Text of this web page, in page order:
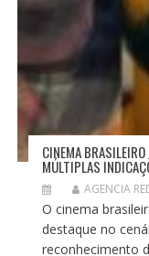
CINEMA
MÚLTIPLAS
AGENCIA
O cinema
destaque no
reconhecimento